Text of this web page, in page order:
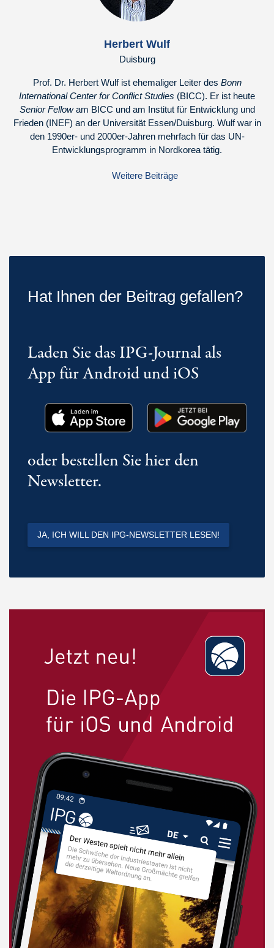
Herbert Wulf
Duisburg
Prof. Dr. Herbert Wulf ist ehemaliger Leiter des Bonn
International Center for Conflict Studies (BICC). Er ist heute
Senior Fellowam BICC und am Institut für Entwicklung und
Frieden (INEF) an der Universität Essen/Duisburg. Wulf war in
den 1990er- und 2000er-Jahren mehrfach für das UN-
Entwicklungsprogramm in Nordkorea tätig.
Weitere Beiträge
Hat Ihnen der Beitrag gefallen?
Laden Sie das IPG-Journal als
App für Android und iOS
oder bestellen Sie hier den
Newsletter.
JA, ICH WILL DEN IPG-NEWSLETTER LESEN!